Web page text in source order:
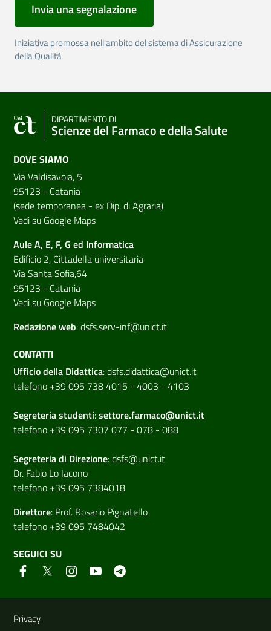
Invia una segnalazione
Iniziativa promossa nell'ambito del sistema di Assicurazione
della Qualità
DIPARTIMENTO DI
Scienze del Farmaco e della Salute
DOVE SIAMO
Via Valdisavoia, 5
95123 - Catania
(sede temporanea - ex Dip. di Agraria)
Vedi su Google Maps
Aule A, E, F, G ed Informatica
Edificio 2, Cittadella universitaria
Via Santa Sofia,64
95123 - Catania
Vedi su Google Maps
Redazione web:dsfs.serv-inf@unict.it
CONTATTI
Ufficio della Didattica:dsfs.didattica@unict.it
telefono +39 095 738 4015 - 4003 - 4103
Segreteria studenti:settore.farmaco@unict.it
telefono +39 095 7307 077 - 078 - 088
Segreteria di Direzione:dsfs@unict.it
Dr. Fabio Lo Iacono
telefono +39 095 7384018
Direttore: Prof. Rosario Pignatello
telefono +39 095 7484042
SEGUICI SU
Link e informazioni utili
Privacy